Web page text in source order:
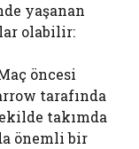
yaşanan
olabilir:
öncesi
tarafında
takımda
önemli bir